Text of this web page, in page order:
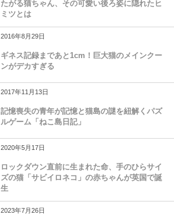
たがる猫ちゃん、その可愛い後ろ姿に隠れたヒ
ミツとは
2016年8月29日
ギネス記録まであと1cm！巨大猫のメインクー
ンがデカすぎる
2017年11月13日
記憶喪失の青年が記憶と猫島の謎を紐解くパズ
ルゲーム「ねこ島日記」
2020年5月17日
ロックダウン直前に生まれた命、手のひらサイ
ズの猫「サビイロネコ」の赤ちゃんが英国で誕
生
2023年7月26日